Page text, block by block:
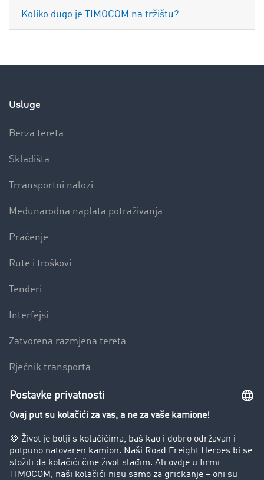
Koliko dugo je TIMOCOM na tržištu?
Usluge
Berza tereta
Skladišta
Trransportni nalozi
Međunarodna naplata potraživanja
Praćenje
Rute i troškovi
Tenderi
Interfejsi
Zatvorena razmjena tereta
Rječnik transporta
Preduzeće
Success Stories
Korisnici preporučuju korisnike